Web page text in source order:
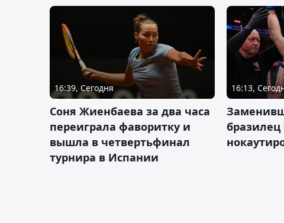
16:39, Сегодня
Соня Жиенбаева за два часа
переиграла фаворитку и
вышла в четвертьфинал
турнира в Испании
16:13,